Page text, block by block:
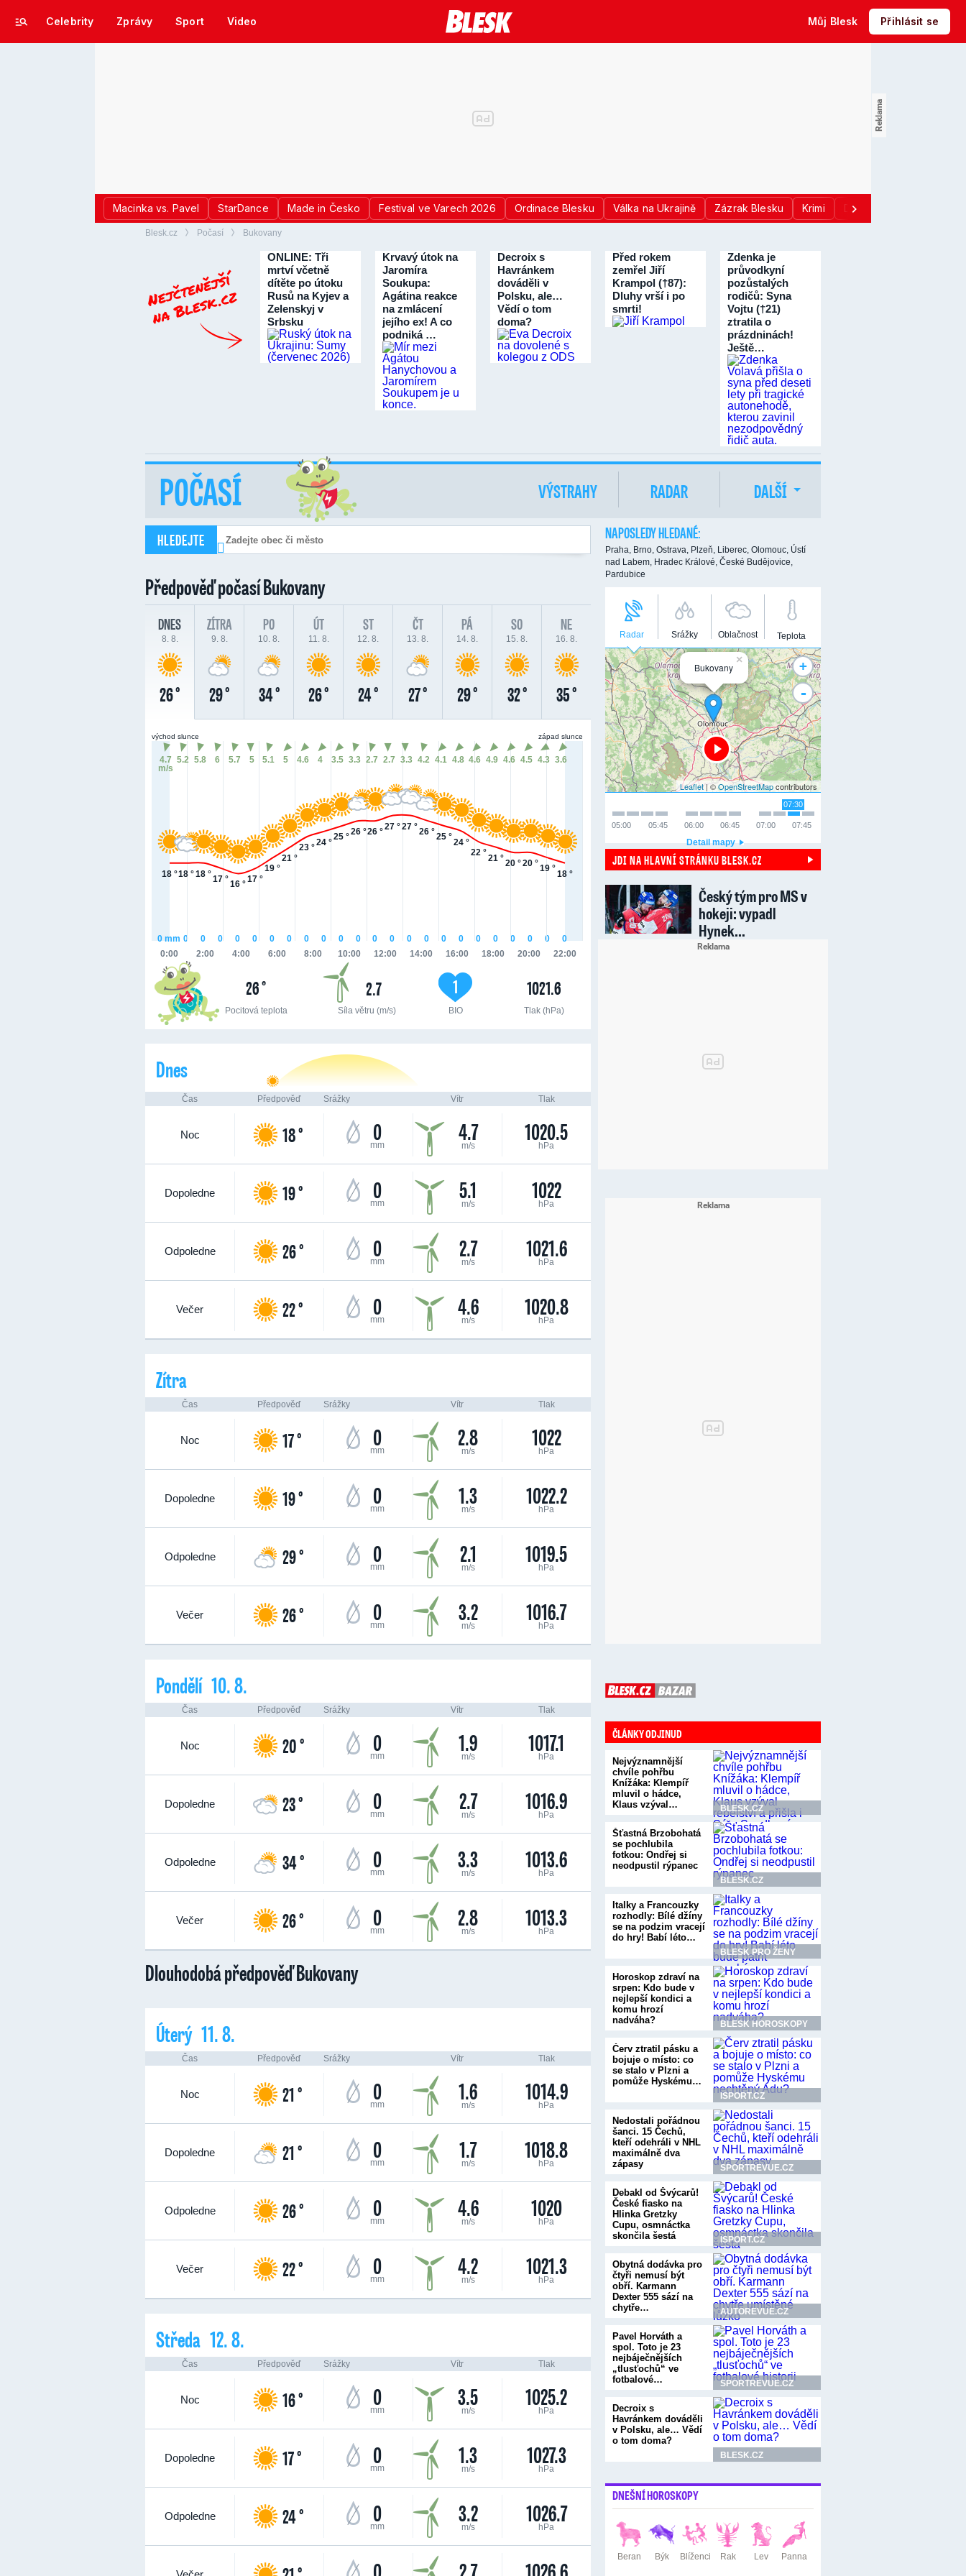
Celebrity Zprávy Sport Video Můj Blesk Přihlásit se
Macinka vs. Pavel StarDance Made in Česko Festival ve Varech 2026 Ordinace Blesku Válka na Ukrajině Zázrak Blesku Krimi Donald Trump
Blesk.cz Počasí Bukovany
ONLINE: Tři
mrtví včetně
dítěte po útoku
Rusů na Kyjev a
Zelenskyj v
Srbsku
Krvavý útok na
Jaromíra
Soukupa:
Agátina reakce
na zmlácení
jejího ex! A co
podniká …
Decroix s
Havránkem
dováděli v
Polsku, ale…
Vědí o tom
doma?
Před rokem
zemřel Jiří
Krampol (†87):
Dluhy vrší i po
smrti!
Zdenka je
průvodkyní
pozůstalých
rodičů: Syna
Vojtu (†21)
ztratila o
prázdninách!
Ještě…
POČASÍ VÝSTRAHY RADAR DALŠÍ
HLEDEJTE
Předpověď počasíBukovany
DNES
8. 8.
26 °
ZÍTRA
9. 8.
29 °
PO
10. 8.
34 °
ÚT
11. 8.
26 °
ST
12. 8.
24 °
ČT
13. 8.
27 °
PÁ
14. 8.
29 °
SO
15. 8.
32 °
NE
16. 8.
35 °
18 °18 °18 °
17 °
16 °
17 °
19 °
21 °
23 °
24 °
25 °
26 °26 °
27 °27 °
26 °
25 °
24 °
22 °
21 °
20 °20 °
19 °
18 °
0:00 2:00 4:00 6:00 8:00 10:00 12:00 14:00 16:00 18:00 20:00 22:00
východ slunce západ slunce
0 mm 0 0 0 0 0 0 0 0 0 0 0 0 0 0 0 0 0 0 0 0 0 0 0
4.7
m/s
5.2 5.8 6 5.7 5 5.1 5 4.6 4 3.5 3.3 2.7 2.7 3.3 4.2 4.1 4.8 4.6 4.9 4.6 4.5 4.3 3.6
26 °
Pocitová teplota
2.7
Síla větru (m/s)
1
BIO
1021.6
Tlak (hPa)
Dnes
Čas Předpověď Srážky Vítr Tlak
Noc 18 ° 0
mm 4.7
m/s 1020.5
hPa
Dopoledne 19 ° 0
mm 5.1
m/s 1022
hPa
Odpoledne 26 ° 0
mm 2.7
m/s 1021.6
hPa
Večer 22 ° 0
mm 4.6
m/s 1020.8
hPa
Zítra
Čas Předpověď Srážky Vítr Tlak
Noc 17 ° 0
mm 2.8
m/s 1022
hPa
Dopoledne 19 ° 0
mm 1.3
m/s 1022.2
hPa
Odpoledne 29 ° 0
mm 2.1
m/s 1019.5
hPa
Večer 26 ° 0
mm 3.2
m/s 1016.7
hPa
Pondělí 10. 8.
Čas Předpověď Srážky Vítr Tlak
Noc 20 ° 0
mm 1.9
m/s 1017.1
hPa
Dopoledne 23 ° 0
mm 2.7
m/s 1016.9
hPa
Odpoledne 34 ° 0
mm 3.3
m/s 1013.6
hPa
Večer 26 ° 0
mm 2.8
m/s 1013.3
hPa
Dlouhodobá předpověď Bukovany
Úterý 11. 8.
Čas Předpověď Srážky Vítr Tlak
Noc 21 ° 0
mm 1.6
m/s 1014.9
hPa
Dopoledne 21 ° 0
mm 1.7
m/s 1018.8
hPa
Odpoledne 26 ° 0
mm 4.6
m/s 1020
hPa
Večer 22 ° 0
mm 4.2
m/s 1021.3
hPa
Středa 12. 8.
Čas Předpověď Srážky Vítr Tlak
Noc 16 ° 0
mm 3.5
m/s 1025.2
hPa
Dopoledne 17 ° 0
mm 1.3
m/s 1027.3
hPa
Odpoledne 24 ° 0
mm 3.2
m/s 1026.7
hPa
NAPOSLEDY HLEDANÉ:
Praha, Brno, Ostrava, Plzeň, Liberec, Olomouc, Ústí
nad Labem, Hradec Králové, České Budějovice,
Pardubice
Radar Srážky Oblačnost Teplota
×
Bukovany +
-
Leaflet | ©OpenStreetMapcontributors
07:30
07:45
07:00
06:45
06:00
05:45
05:00
Detail mapy
JDI NA HLAVNÍ STRÁNKU BLESK.CZ
Český tým pro MS v
hokeji: vypadl
Hynek…
ČLÁNKY ODJINUD
Nejvýznamnější
chvíle pohřbu
Knížáka: Klempíř
mluvil o hádce,
Klaus vzýval…
BLESK.CZ
Šťastná Brzobohatá
se pochlubila
fotkou: Ondřej si
neodpustil rýpanec
BLESK.CZ
Italky a Francouzky
rozhodly: Bílé džíny
se na podzim vracejí
do hry! Babí léto…
BLESK PRO ŽENY
Horoskop zdraví na
srpen: Kdo bude v
nejlepší kondici a
komu hrozí
nadváha?
BLESK HOROSKOPY
Červ ztratil pásku a
bojuje o místo: co
se stalo v Plzni a
pomůže Hyskému…
ISPORT.CZ
Nedostali pořádnou
šanci. 15 Čechů,
kteří odehráli v NHL
maximálně dva
zápasy
SPORTREVUE.CZ
Debakl od Švýcarů!
České fiasko na
Hlinka Gretzky
Cupu, osmnáctka
skončila šestá
ISPORT.CZ
Obytná dodávka pro
čtyři nemusí být
obří. Karmann
Dexter 555 sází na
chytře…
AUTOREVUE.CZ
Pavel Horváth a
spol. Toto je 23
nejbáječnějších
„tlusťochů“ ve
fotbalové…
SPORTREVUE.CZ
Decroix s
Havránkem dováděli
v Polsku, ale… Vědí
o tom doma?
BLESK.CZ
DNEŠNÍ HOROSKOPY
Beran Býk Blíženci Rak Lev Panna